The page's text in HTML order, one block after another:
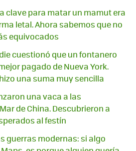
clave para matar un mamut era
letal. Ahora sabemos que no
equivocados
cuestionó que un fontanero
pagado de Nueva York.
una suma muy sencilla
una vaca a las
de China. Descubrieron a
al festín
guerras modernas: si algo